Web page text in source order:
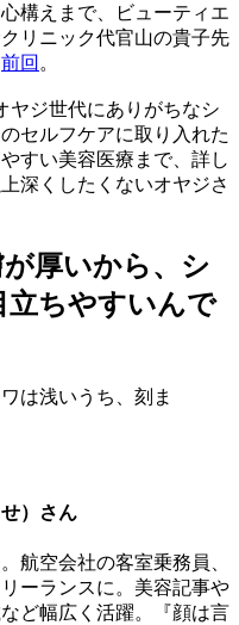
構えまで、ビューティエ
リニック代官山の貴子先
前回 。
ヤジ世代にありがちなシ
セルフケアに取り入れた
すい美容医療まで、詳し
深くしたくないオヤジさ
が厚いから、シ
立ちやすいんで
）さん
航空会社の客室乗務員、
ーランスに。美容記事や
ど幅広く活躍。『顔は言